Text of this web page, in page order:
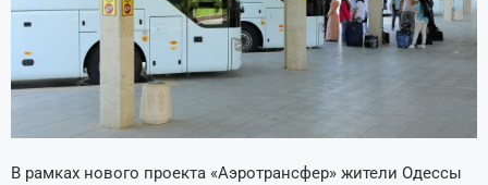
В рамках нового проекта «Аэротрансфер» жители Одессы